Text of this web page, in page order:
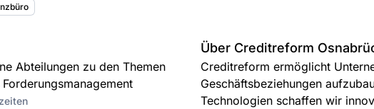
Abteilungen zu den Themen
Über Creditreform
Creditreform ermöglicht
Geschäftsbeziehungen
Technologien schaffen wir